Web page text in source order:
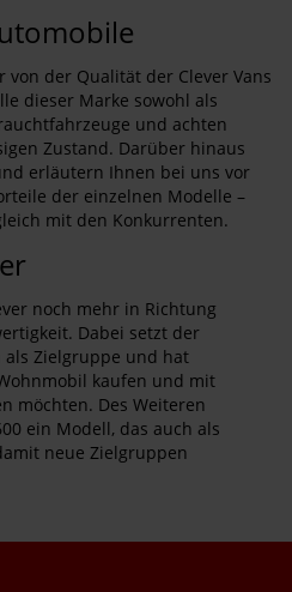
von der Qualität der Clever Vans
dieser Marke sowohl als
und achten
Zustand. Darüber hinaus
erläutern Ihnen bei uns vor
der einzelnen Modelle –
mit den Konkurrenten.
noch mehr in Richtung
Dabei setzt der
als Zielgruppe und hat
kaufen und mit
möchten. Des Weiteren
ein Modell, das auch als
neue Zielgruppen